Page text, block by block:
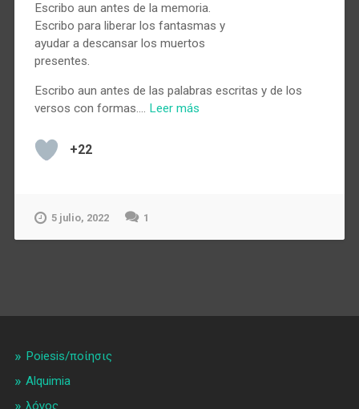
Escribo aun antes de la memoria.
Escribo para liberar los fantasmas y
ayudar a descansar los muertos
presentes.
Escribo aun antes de las palabras escritas y de los
versos con formas.… Leer más
+22
5 julio, 2022 1
Poiesis/ποίησις
Alquimia